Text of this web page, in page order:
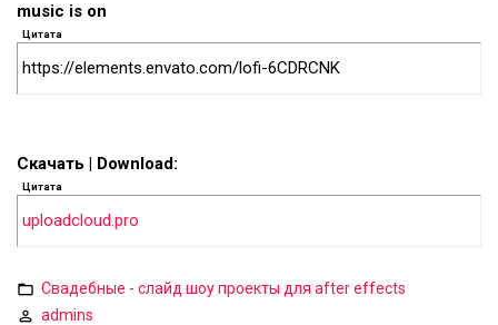
music is on
Цитата
https://elements.envato.com/lofi-6CDRCNK
Скачать | Download:
Цитата
uploadcloud.pro
Свадебные - слайд шоу проекты для after effects
admins